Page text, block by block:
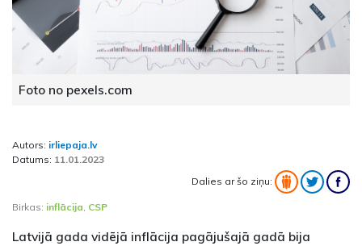
Foto no pexels.com
Autors: irliepaja.lv
Datums: 11.01.2023
Dalies ar šo ziņu:
Birkas: inflācija, CSP
Latvijā gada vidējā inflācija pagājušajā gadā bija